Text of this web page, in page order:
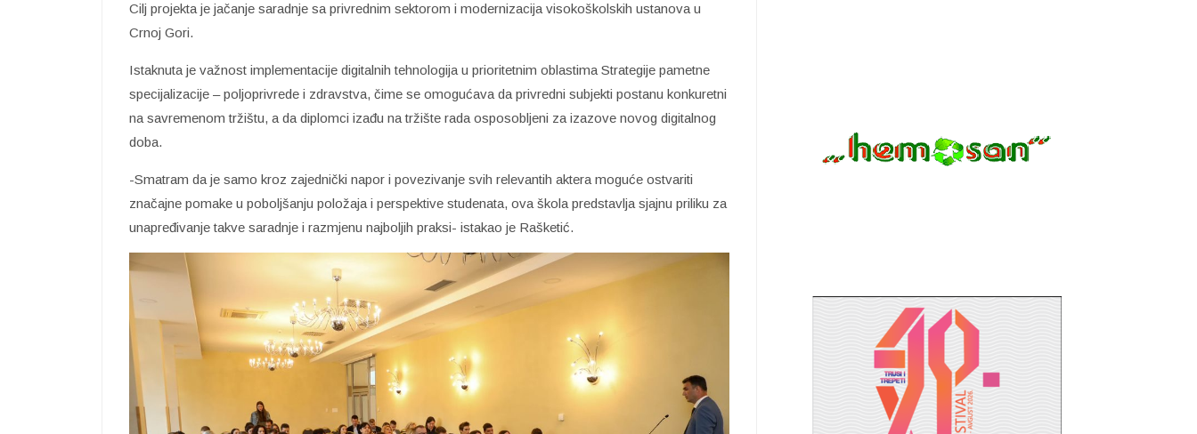
Cilj projekta je jačanje saradnje sa privrednim sektorom i modernizacija visokoškolskih ustanova u
Crnoj Gori.
Istaknuta je važnost implementacije digitalnih tehnologija u prioritetnim oblastima Strategije pametne
specijalizacije – poljoprivrede i zdravstva, čime se omogućava da privredni subjekti postanu konkuretni
na savremenom tržištu, a da diplomci izađu na tržište rada osposobljeni za izazove novog digitalnog
doba.
-Smatram da je samo kroz zajednički napor i povezivanje svih relevantih aktera moguće ostvariti
značajne pomake u poboljšanju položaja i perspektive studenata, ova škola predstavlja sjajnu priliku za
unapređivanje takve saradnje i razmjenu najboljih praksi- istakao je Rašketić.